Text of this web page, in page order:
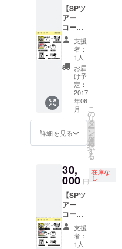
※ツアー
会場で
奇妙礼
太郎
が、あ
なたの
ために
オリジ
ナル即
興ソン
グを歌
います
※ツ
アーチ
なりま
す
ンダフ
ルボー
イズ
3rd
AL「ロ
ック
ロック
ロック
ジェネ
レー
ショ
ン」 サ
ンデー
ブロマ
念撮影
奇妙礼
太郎の
即興ソ
ング for
you
※ツアー
会場で
奇妙礼
【SPツ
アー
コース
（大阪
会
場）】
3rd
AL「ロ
ミオと
ジュリ
エッ
ト」サ
イン入
り 古今
東西！
天才天
MC集～
（CD-
R） ワ
ンダフ
ルボー
イズ
3rd
AL「ロ
ック
支援
者：
1人
お届
け予
定：
2017
年06
月
詳細を見る
こ
の
リ
タ
ー
ン
を
選
択
す
る
30,
000 円
在庫な
し
【SPツ
アー
コース
（名古
屋会
場）】
支援
者：
1人